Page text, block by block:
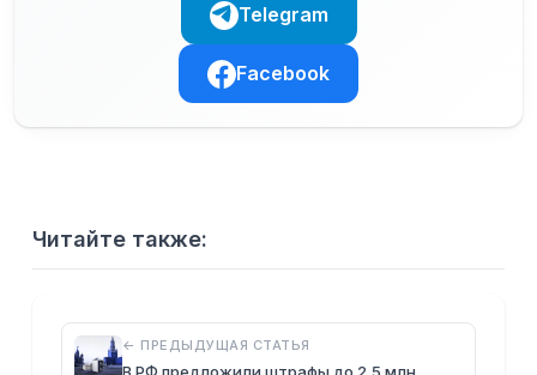
Telegram
Facebook
Читайте также:
← ПРЕДЫДУЩАЯ СТАТЬЯ